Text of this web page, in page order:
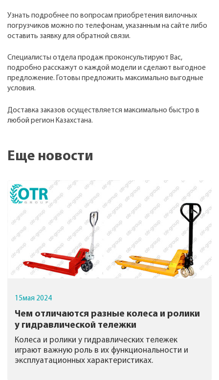
Узнать подробнее по вопросам приобретения вилочных
погрузчиков можно по телефонам, указанным на сайте либо
оставить заявку для обратной связи.
Специалисты отдела продаж проконсультируют Вас,
подробно расскажут о каждой модели и сделают выгодное
предложение. Готовы предложить максимально выгодные
условия.
Доставка заказов осуществляется максимально быстро в
любой регион Казахстана.
Еще новости
15мая 2024
Чем отличаются разные колеса и ролики
у гидравлической тележки
Колеса и ролики у гидравлических тележек
играют важную роль в их функциональности и
эксплуатационных характеристиках.